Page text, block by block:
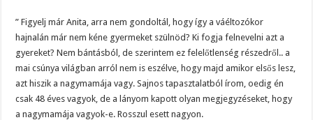
” Figyelj már Anita, arra nem gondoltál, hogy így a váéltozókor
hajnalán már nem kéne gyermeket szülnöd? Ki fogja felnevelni azt a
gyereket? Nem bántásból, de szerintem ez felelőtlenség részedről.. a
mai csúnya világban arról nem is eszélve, hogy majd amikor elsős lesz,
azt hiszik a nagymamája vagy. Sajnos tapasztalatból írom, oedig én
csak 48 éves vagyok, de a lányom kapott olyan megjegyzéseket, hogy
a nagymamája vagyok-e. Rosszul esett nagyon.